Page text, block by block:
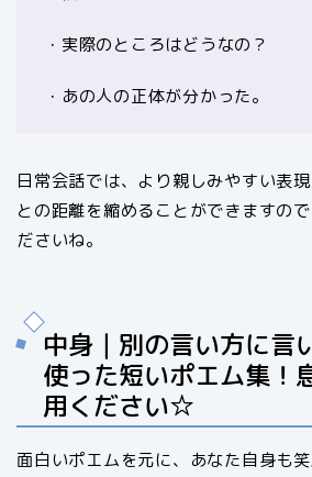
・実際のところはどうなの？
・あの人の正体が分かった。
日常会話では、より親しみやすい表
との距離を縮めることができますの
ださいね。
中身｜別の言い方に言
使った短いポエム集！
用ください☆
面白いポエムを元に、あなた自身も